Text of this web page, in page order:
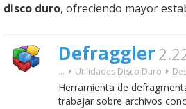
disco duro, ofreciendo mayor
Defraggler
... Utilidades Disco Duro
Herramienta de
trabajar sobre archivos